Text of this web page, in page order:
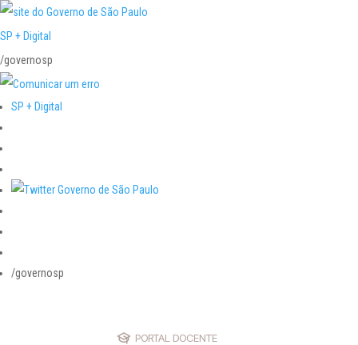
SP + Digital
/governosp
SP + Digital
/governosp
PORTAL DOCENTE